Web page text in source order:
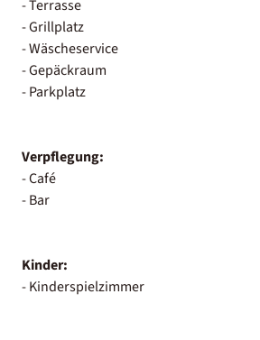
- Terrasse
- Grillplatz
- Wäscheservice
- Gepäckraum
- Parkplatz
Verpflegung:
- Café
- Bar
Kinder:
- Kinderspielzimmer